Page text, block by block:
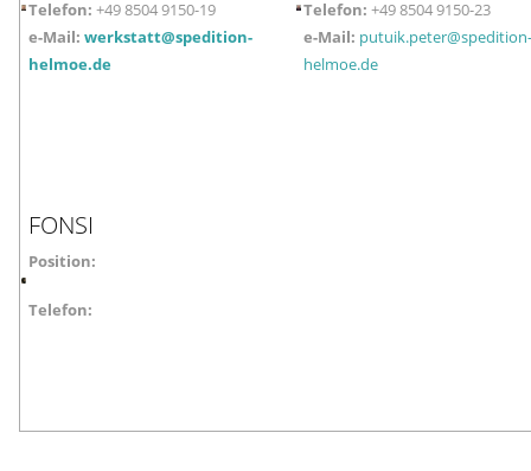
Telefon:+49 8504 9150-19
e-Mail: werkstatt@spedition-
helmoe.de
Telefon:+49 8504 9150-23
e-Mail:
helmoe.de
FONSI
Position:
Telefon: